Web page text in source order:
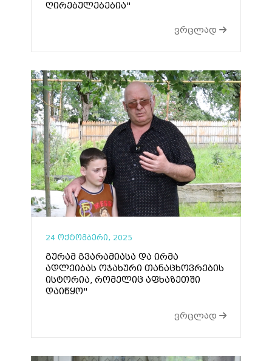
ღირებულებებია"
ვრცლად
24 ოქტომბერი, 2025
გურამ გვარამიასა და ირმა
ადლეიბას ოჯახური თანაცხოვრების
ისტორია, რომელიც აფხაზეთში
დაიწყო"
ვრცლად